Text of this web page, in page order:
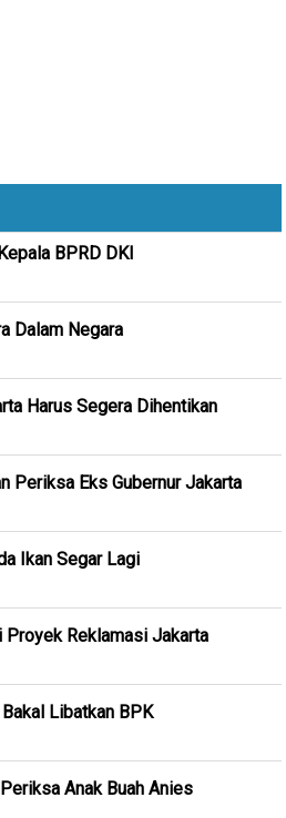
BPRD DKI
Dalam Negara
Harus Segera Dihentikan
Periksa Eks Gubernur Jakarta
Ikan Segar Lagi
Reklamasi Jakarta
Libatkan BPK
Anak Buah Anies